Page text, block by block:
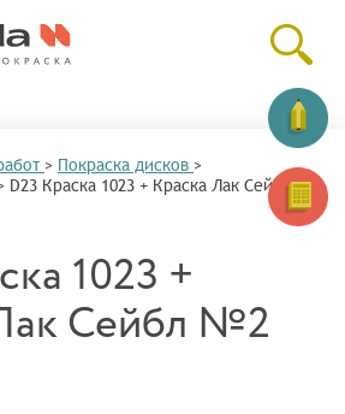
> Покраска дисков >
D23 Краска 1023 + Краска Лак Сейбл
1023 +
Сейбл №2